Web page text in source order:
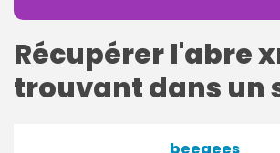
Récupérer l'abre
trouvant dans un
beegees